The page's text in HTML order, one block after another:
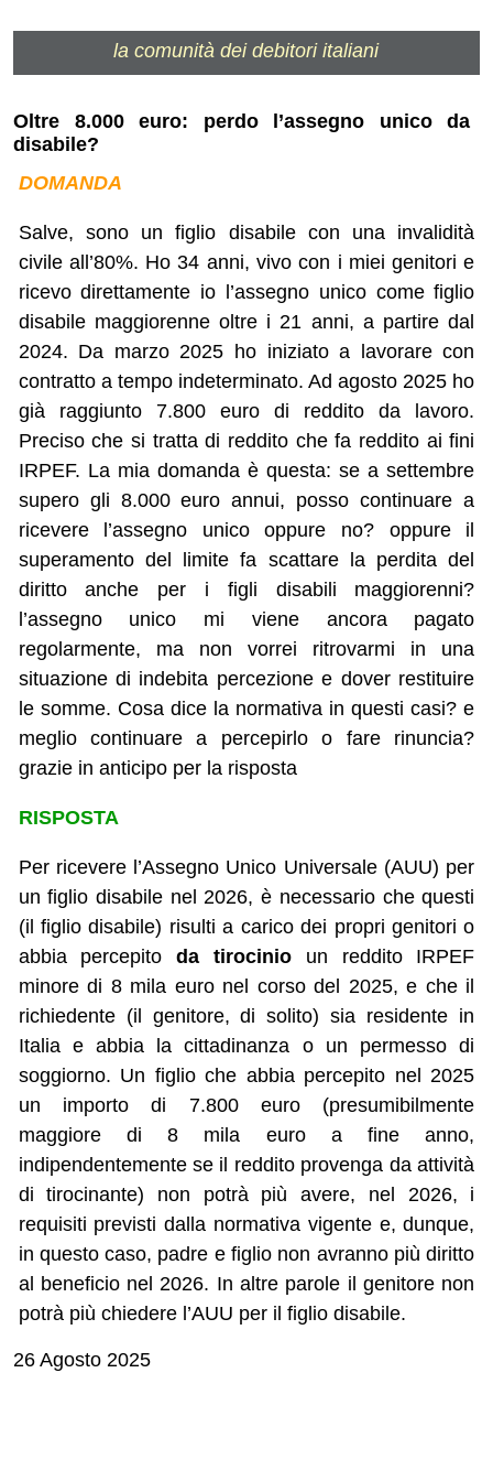
la comunità dei debitori italiani
Oltre 8.000 euro: perdo l’assegno unico da
disabile?
DOMANDA
Salve, sono un figlio disabile con una invalidità
civile all’80%. Ho 34 anni, vivo con i miei genitori e
ricevo direttamente io l’assegno unico come figlio
disabile maggiorenne oltre i 21 anni, a partire dal
2024. Da marzo 2025 ho iniziato a lavorare con
contratto a tempo indeterminato. Ad agosto 2025 ho
già raggiunto 7.800 euro di reddito da lavoro.
Preciso che si tratta di reddito che fa reddito ai fini
IRPEF. La mia domanda è questa: se a settembre
supero gli 8.000 euro annui, posso continuare a
ricevere l’assegno unico oppure no? oppure il
superamento del limite fa scattare la perdita del
diritto anche per i figli disabili maggiorenni?
l’assegno unico mi viene ancora pagato
regolarmente, ma non vorrei ritrovarmi in una
situazione di indebita percezione e dover restituire
le somme. Cosa dice la normativa in questi casi? e
meglio continuare a percepirlo o fare rinuncia?
grazie in anticipo per la risposta
RISPOSTA
Per ricevere l’Assegno Unico Universale (AUU) per
un figlio disabile nel 2026, è necessario che questi
(il figlio disabile) risulti a carico dei propri genitori o
abbia percepitoda tirocinio un reddito IRPEF
minore di 8 mila euro nel corso del 2025, e che il
richiedente (il genitore, di solito) sia residente in
Italia e abbia la cittadinanza o un permesso di
soggiorno. Un figlio che abbia percepito nel 2025
un importo di 7.800 euro (presumibilmente
maggiore di 8 mila euro a fine anno,
indipendentemente se il reddito provenga da attività
di tirocinante) non potrà più avere, nel 2026, i
requisiti previsti dalla normativa vigente e, dunque,
in questo caso, padre e figlio non avranno più diritto
al beneficio nel 2026. In altre parole il genitore non
potrà più chiedere l’AUU per il figlio disabile.
26 Agosto 2025